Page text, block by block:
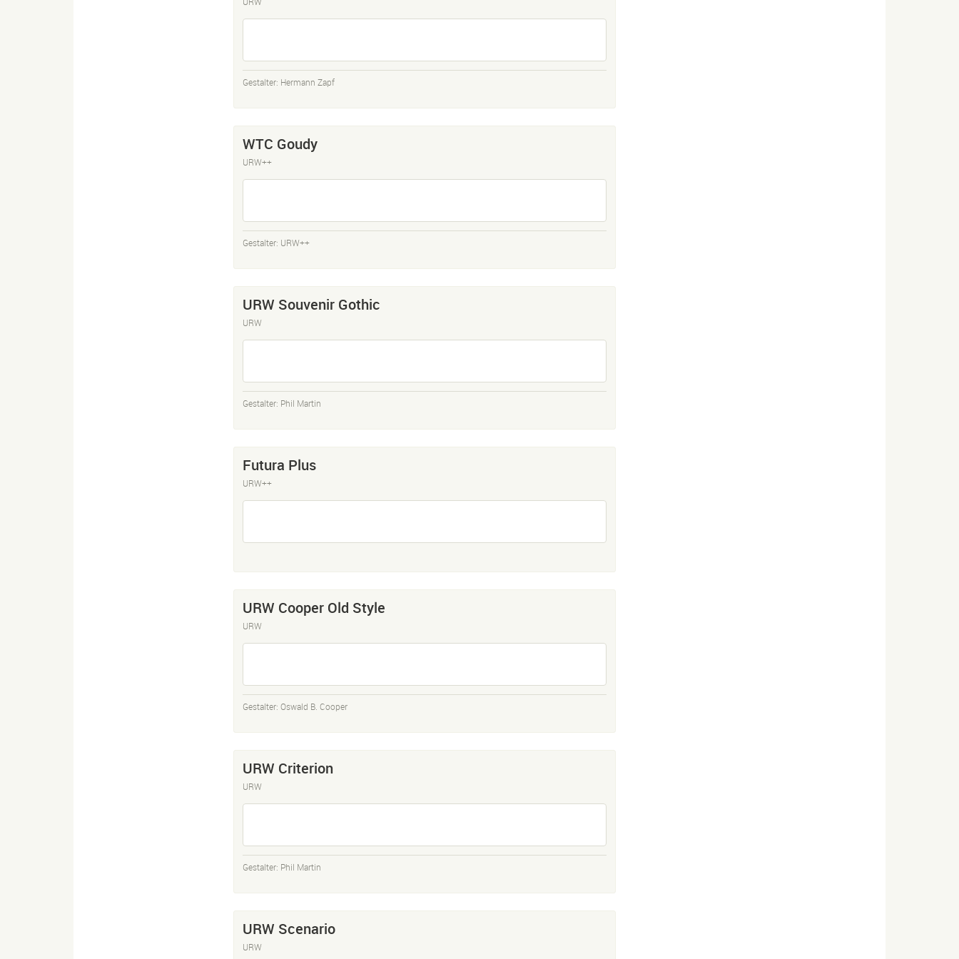
Gestalter: Hermann Zapf
WTC Goudy
URW++
Gestalter: URW++
URW Souvenir Gothic
URW
Gestalter: Phil Martin
Futura Plus
URW++
URW Cooper Old Style
URW
Gestalter: Oswald B. Cooper
URW Criterion
URW
Gestalter: Phil Martin
URW Scenario
URW